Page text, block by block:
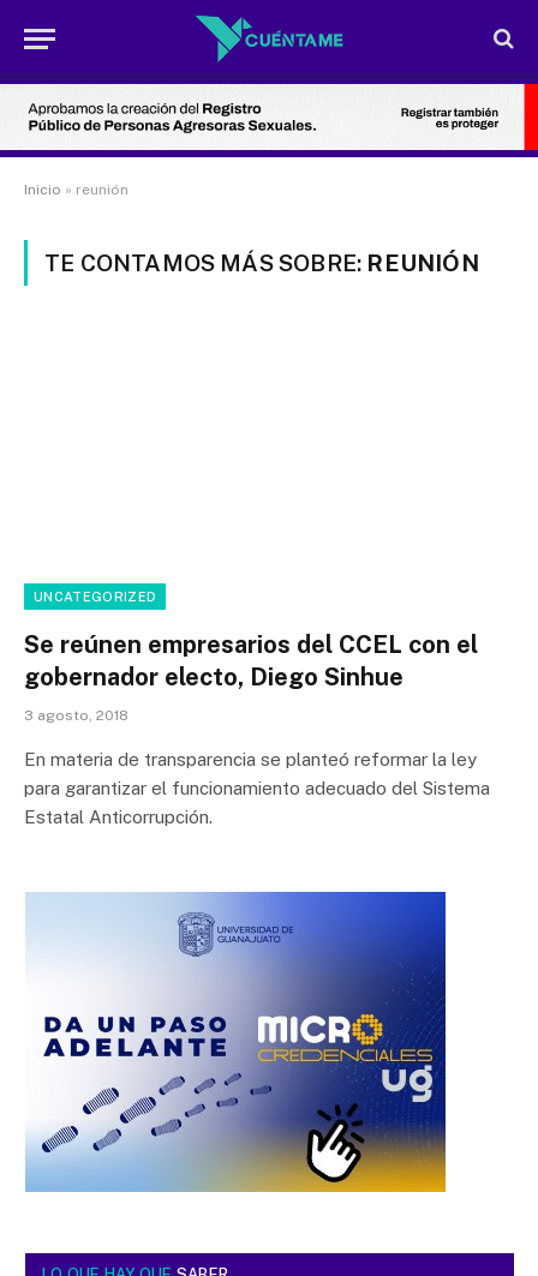
Inicio » reunión
TE CONTAMOS MÁS SOBRE: REUNIÓN
UNCATEGORIZED
Se reúnen empresarios del CCEL con el
gobernador electo, Diego Sinhue
3 agosto, 2018
En materia de transparencia se planteó reformar la ley
para garantizar el funcionamiento adecuado del Sistema
Estatal Anticorrupción.